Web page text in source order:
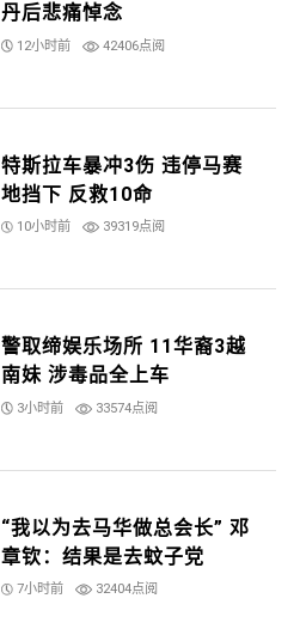
丹后悲痛悼念
12小时前 42406点阅
特斯拉车暴冲3伤 违停马赛
地挡下 反救10命
10小时前 39319点阅
警取缔娱乐场所 11华裔3越
南妹 涉毒品全上车
3小时前 33574点阅
“我以为去马华做总会长” 邓
章钦：结果是去蚊子党
7小时前 32404点阅